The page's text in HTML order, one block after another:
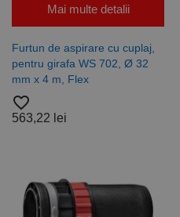
Mai multe detalii
Furtun de aspirare cu cuplaj,
pentru girafa WS 702, Ø 32
mm x 4 m, Flex
favorite_border
563,22 lei